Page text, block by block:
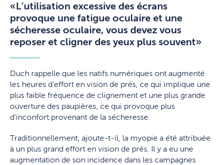
«L’utilisation excessive des écrans
provoque une fatigue oculaire et une
sécheresse oculaire, vous devez vous
reposer et cligner des yeux plus souvent»
Duch rappelle que les natifs numériques ont augmenté
les heures d’effort en vision de près, ce qui implique une
plus faible fréquence de clignement et une plus grande
ouverture des paupières, ce qui provoque plus
d’inconfort provenant de la sécheresse.
Traditionnellement, ajoute-t-il, la myopie a été attribuée
à un plus grand effort en vision de près. Il y a eu une
augmentation de son incidence dans les campagnes